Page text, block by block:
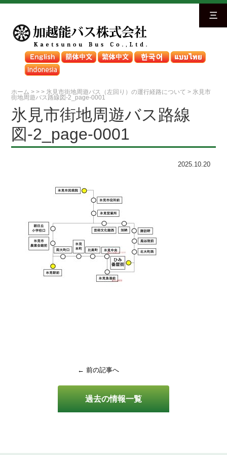
三
ホーム >>> 氷見市街地周遊バス（左回り）の運行経路について > 氷見市
街地周遊バス路線図-2_page-0001
過去の情報一覧
氷見市街地周遊バス路線
図-2_page-0001
2025.10.20
← 前の記事へ